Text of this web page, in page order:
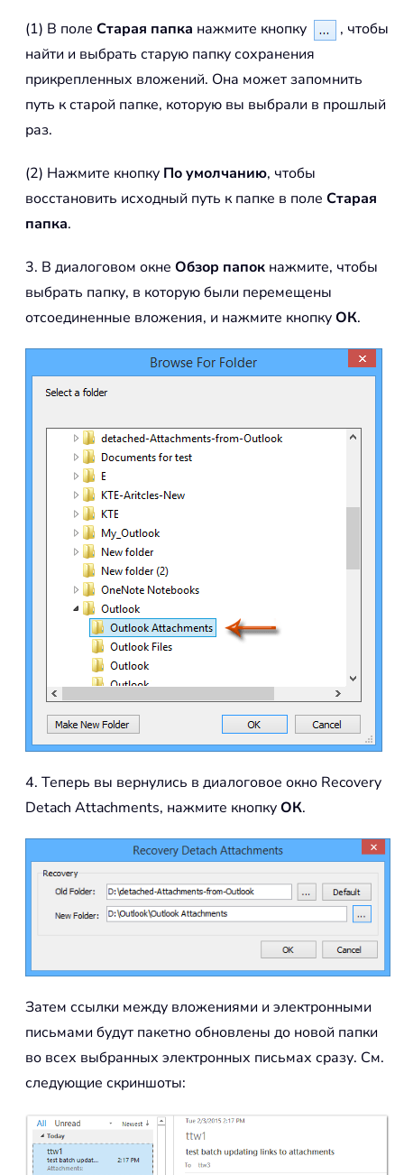
(1) В поле Старая папка нажмите кнопку
, чтобы
найти и выбрать старую папку сохранения
прикрепленных вложений. Она может запомнить
путь к старой папке, которую вы выбрали в прошлый
раз.
(2) Нажмите кнопку По умолчанию, чтобы
восстановить исходный путь к папке в поле Старая
папка.
3. В диалоговом окне Обзор папок нажмите, чтобы
выбрать папку, в которую были перемещены
отсоединенные вложения, и нажмите кнопкуОК.
4. Теперь вы вернулись в диалоговое окно Recovery
Detach Attachments, нажмите кнопкуОК.
Затем ссылки между вложениями и электронными
письмами будут пакетно обновлены до новой папки
во всех выбранных электронных письмах сразу. См.
следующие скриншоты: